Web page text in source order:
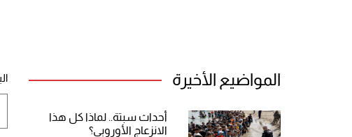
المواضيع الأخيرة
أحداث سبتة.. لماذا كل هذا
الانزعاج الأوروبي؟